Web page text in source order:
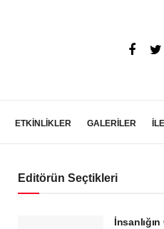
ETKİNLİKLER GALERİLER
Editörün Seçtikleri